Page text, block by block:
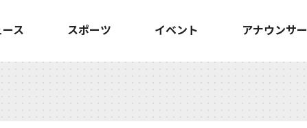
ス スポーツ イベント アナウンサー